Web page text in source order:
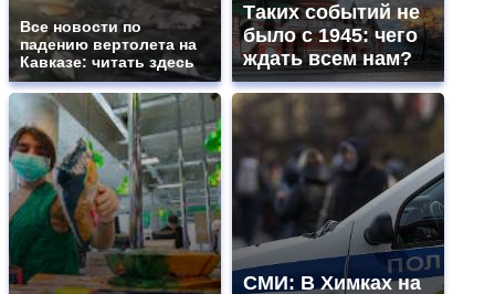
Все новости по
падению вертолета на
Кавказе: читать здесь
Таких событий не
было с 1945: чего
ждать всем нам?
СМИ: В Химках на